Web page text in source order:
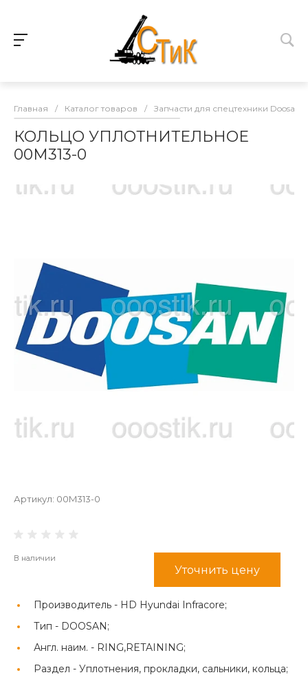
Главная / Каталог товаров / Запчасти для спецтехники Doosan
КОЛЬЦО УПЛОТНИТЕЛЬНОЕ
00M313-0
Артикул: 00M313-0
В наличии
Уточнить цену
Производитель - HD Hyundai Infracore;
Тип - DOOSAN;
Англ. наим. - RING,RETAINING;
Раздел - Уплотнения, прокладки, сальники, кольца;